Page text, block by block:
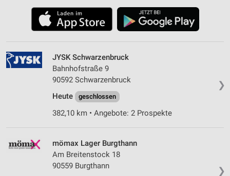
❯
JYSK Schwarzenbruck
Bahnhofstraße 9
90592 Schwarzenbruck
Heute
geschlossen
382,10 km • Angebote: 2 Prospekte
❯
mömax Lager Burgthann
Am Breitenstock 18
90559 Burgthann